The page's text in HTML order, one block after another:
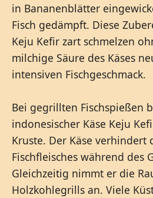
in Bananenblätter
Fisch gedämpft. Diese
Keju Kefir zart schmelzen
milchige Säure des Käses
intensiven Fischgeschmack.
Bei gegrillten Fischspießen
indonesischer Käse Keju
Kruste. Der Käse verhindert
Fischfleisches während des
Gleichzeitig nimmt er die
Holzkohlegrills an. Viele